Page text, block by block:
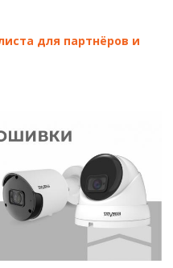
для партнёров и